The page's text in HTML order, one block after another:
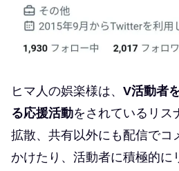
ヒマ人の娯楽様は、 V活動者
る応援活動をされているリス
拡散、共有以外にも配信でコ
かけたり、活動者に積極的に